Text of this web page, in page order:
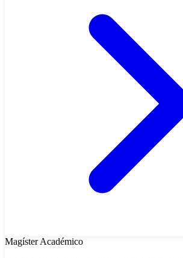
MagísterAcadémico